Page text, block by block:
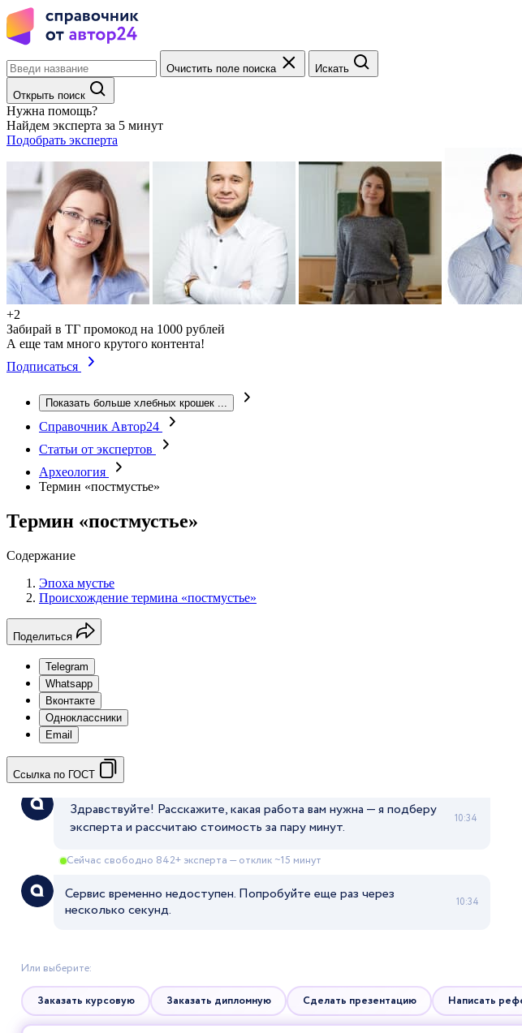
Очистить поле поиска Искать
Открыть поиск
Нужна помощь?
Найдем эксперта за 5 минут
Подобрать эксперта
+2
Забирай в ТГ промокод на 1000 рублей
А еще там много крутого контента!
Подписаться
Показать больше хлебных крошек ...
Справочник Автор24
Статьи от экспертов
Археология
Термин «постмустье»
Термин «постмустье»
Содержание
Эпоха мустье
Происхождение термина «постмустье»
Поделиться
Telegram
Whatsapp
Вконтакте
Одноклассники
Email
Ссылка по ГОСТ